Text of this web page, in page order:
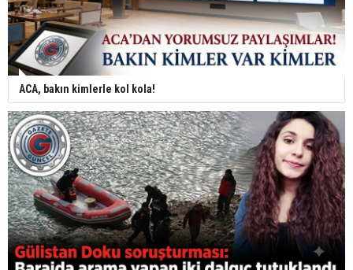
ACA, bakın kimlerle kol kola!